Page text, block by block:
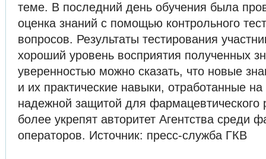
теме. В последний день обучения была
оценка знаний с помощью контрольного
вопросов. Результаты тестирования
хороший уровень восприятия полученных
уверенностью можно сказать, что новые
и их практические навыки, отработанные
надежной защитой для
более укрепят авторитет Агентства среди
операторов. Источник: пресс-служба ГКВ